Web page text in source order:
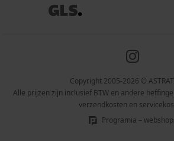
Copyright 2005-2026 ©
Alle prijzen zijn inclusief BTW en andere
verzendkosten en
Programia –